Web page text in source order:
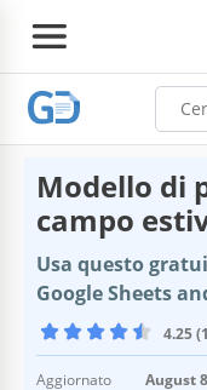
Modello di
campo
Usa questo
Google Sheets
4.25
Aggiornato
August